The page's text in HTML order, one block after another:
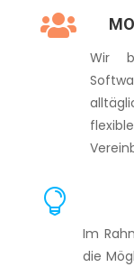

Wir
f

Im
die